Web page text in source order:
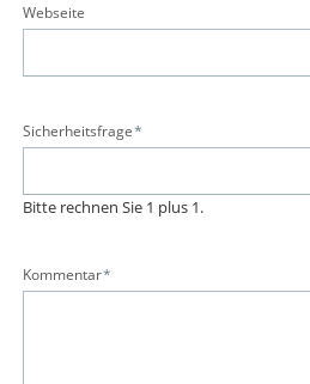
Webseite
Pflichtfeld
Sicherheitsfrage*
Bitte rechnen Sie 1 plus 1.
Pflichtfeld
Kommentar*